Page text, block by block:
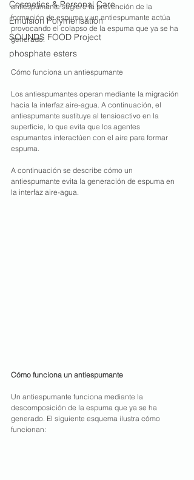
Cosmetics & Personal Care
Emulsion Polymerisation
SOUNDS FOOD Project
phosphate esters
antiespumante sugiere la prevención de la
formación de espuma y un antiespumante actúa
provocando el colapso de la espuma que ya se ha
generado.
Cómo funciona un antiespumante
Los antiespumantes operan mediante la migración
hacia la interfaz aire-agua. A continuación, el
antiespumante sustituye al tensioactivo en la
superficie, lo que evita que los agentes
espumantes interactúen con el aire para formar
espuma.
A continuación se describe cómo un
antiespumante evita la generación de espuma en
la interfaz aire-agua.
Cómo funciona un antiespumante
Un antiespumante funciona mediante la
descomposición de la espuma que ya se ha
generado. El siguiente esquema ilustra cómo
funcionan: